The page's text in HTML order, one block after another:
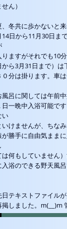
ん）
、冬共に歩かないと
14日から11月30日ま
りますがそれでも10
から3月31日まで）は
０分は掛ります。車は
風呂に関しては午前
日一晩中入浴可能で
い
いけませんが、ちな
が勝手に自由気まま
は何もしていません
入浴のできる野天風呂
日テキストファイル
掲しました。m(__)m